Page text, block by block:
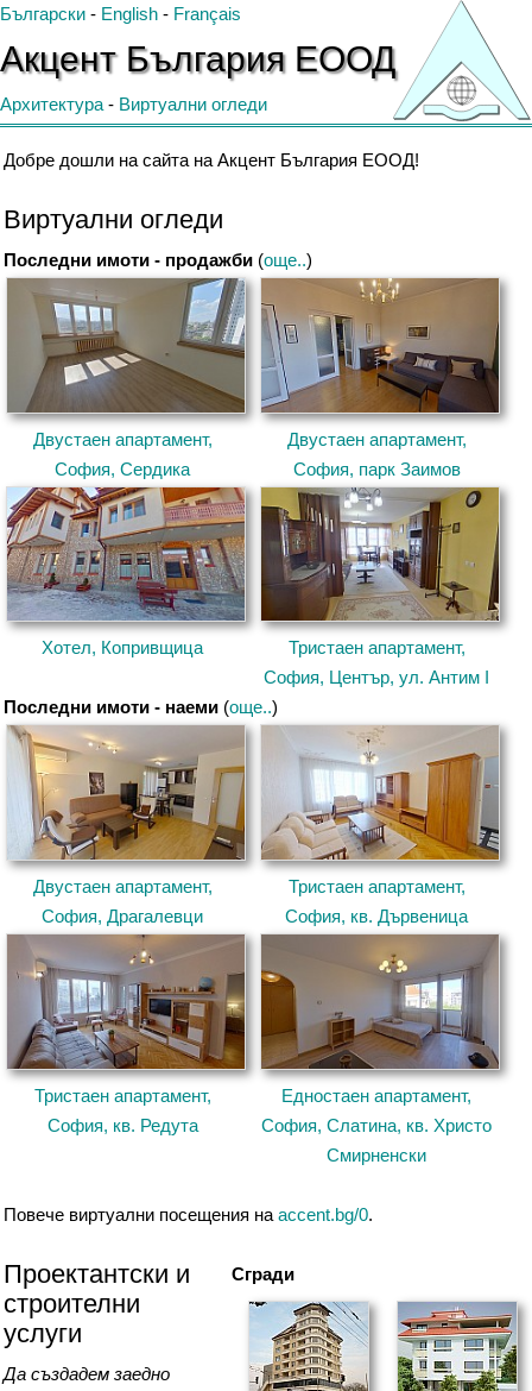
Български - English - Français
Акцент България ЕООД
Архитектура - Виртуални огледи
Добре дошли на сайта на Акцент България ЕООД!
Виртуални огледи
Последни имоти - продажби (още..)
Двустаен апартамент,
София, Сердика
Двустаен апартамент,
София, парк Заимов
Хотел, Копривщица
Тристаен апартамент,
София, Център, ул. Антим I
Последни имоти - наеми (още..)
Двустаен апартамент,
София, Драгалевци
Тристаен апартамент,
София, кв. Дървеница
Тристаен апартамент,
София, кв. Редута
Едностаен апартамент,
София, Слатина, кв. Христо
Смирненски
Повече виртуални посещения на accent.bg/0.
Сгради
Проектантски и
строителни
услуги
Да създадем заедно